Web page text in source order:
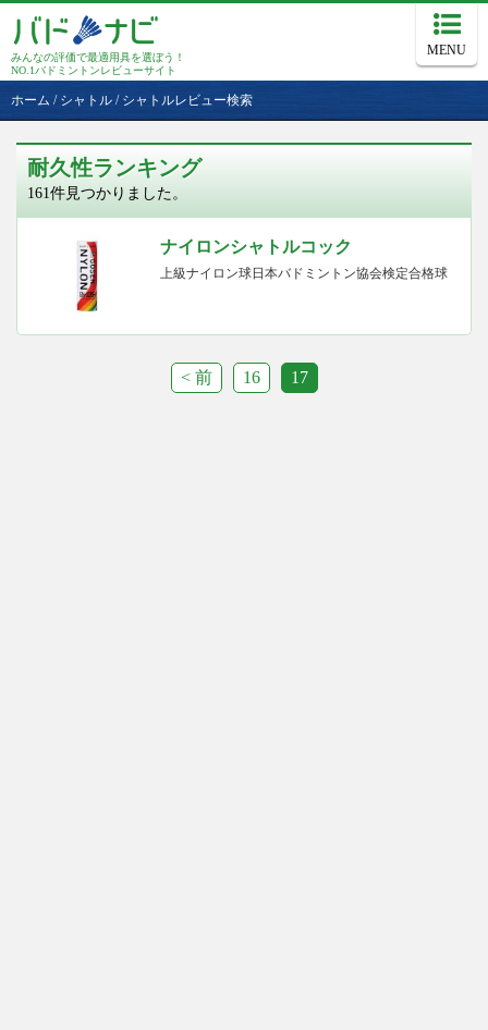
みんなの評価で最適用具を選ぼう！
NO.1バドミントンレビューサイト
MENU
ホーム / シャトル / シャトルレビュー検索
耐久性ランキング
161件見つかりました。
ナイロンシャトルコック
上級ナイロン球日本バドミントン協会検定合格球
< 前 16 17